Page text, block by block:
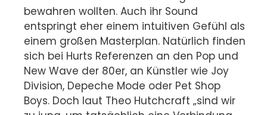
bewahren wollten. Auch ihr Sound
entspringt eher einem intuitiven Gefühl als
einem großen Masterplan. Natürlich finden
sich bei Hurts Referenzen an den Pop und
New Wave der 80er, an Künstler wie Joy
Division, Depeche Mode oder Pet Shop
Boys. Doch laut Theo Hutchcraft „sind wir